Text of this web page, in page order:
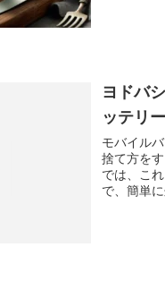
ヨドバ
ッテリ
モバイル
捨て方をする
では、こ
で、簡単に処分できます。